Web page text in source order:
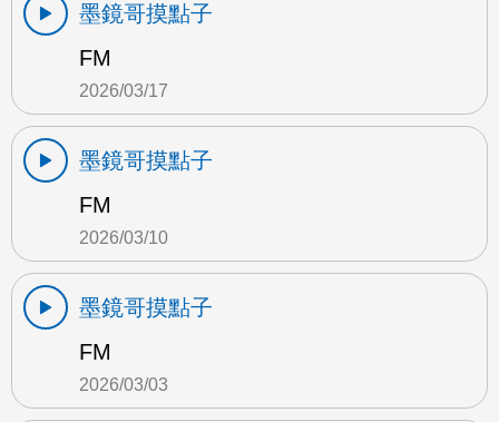
墨鏡哥摸點子
FM
2026/03/17
墨鏡哥摸點子
FM
2026/03/10
墨鏡哥摸點子
FM
2026/03/03